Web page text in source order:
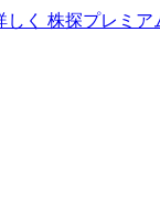
しく 株探プレミア